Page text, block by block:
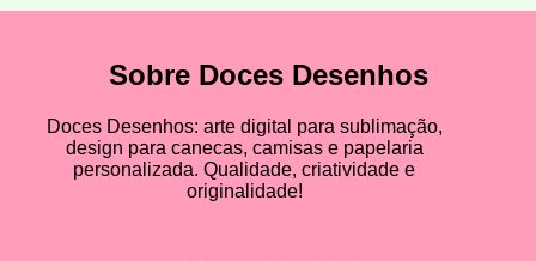
Sobre Doces Desenhos
Doces Desenhos: arte digital para sublimação,
design para canecas, camisas e papelaria
personalizada. Qualidade, criatividade e
originalidade!